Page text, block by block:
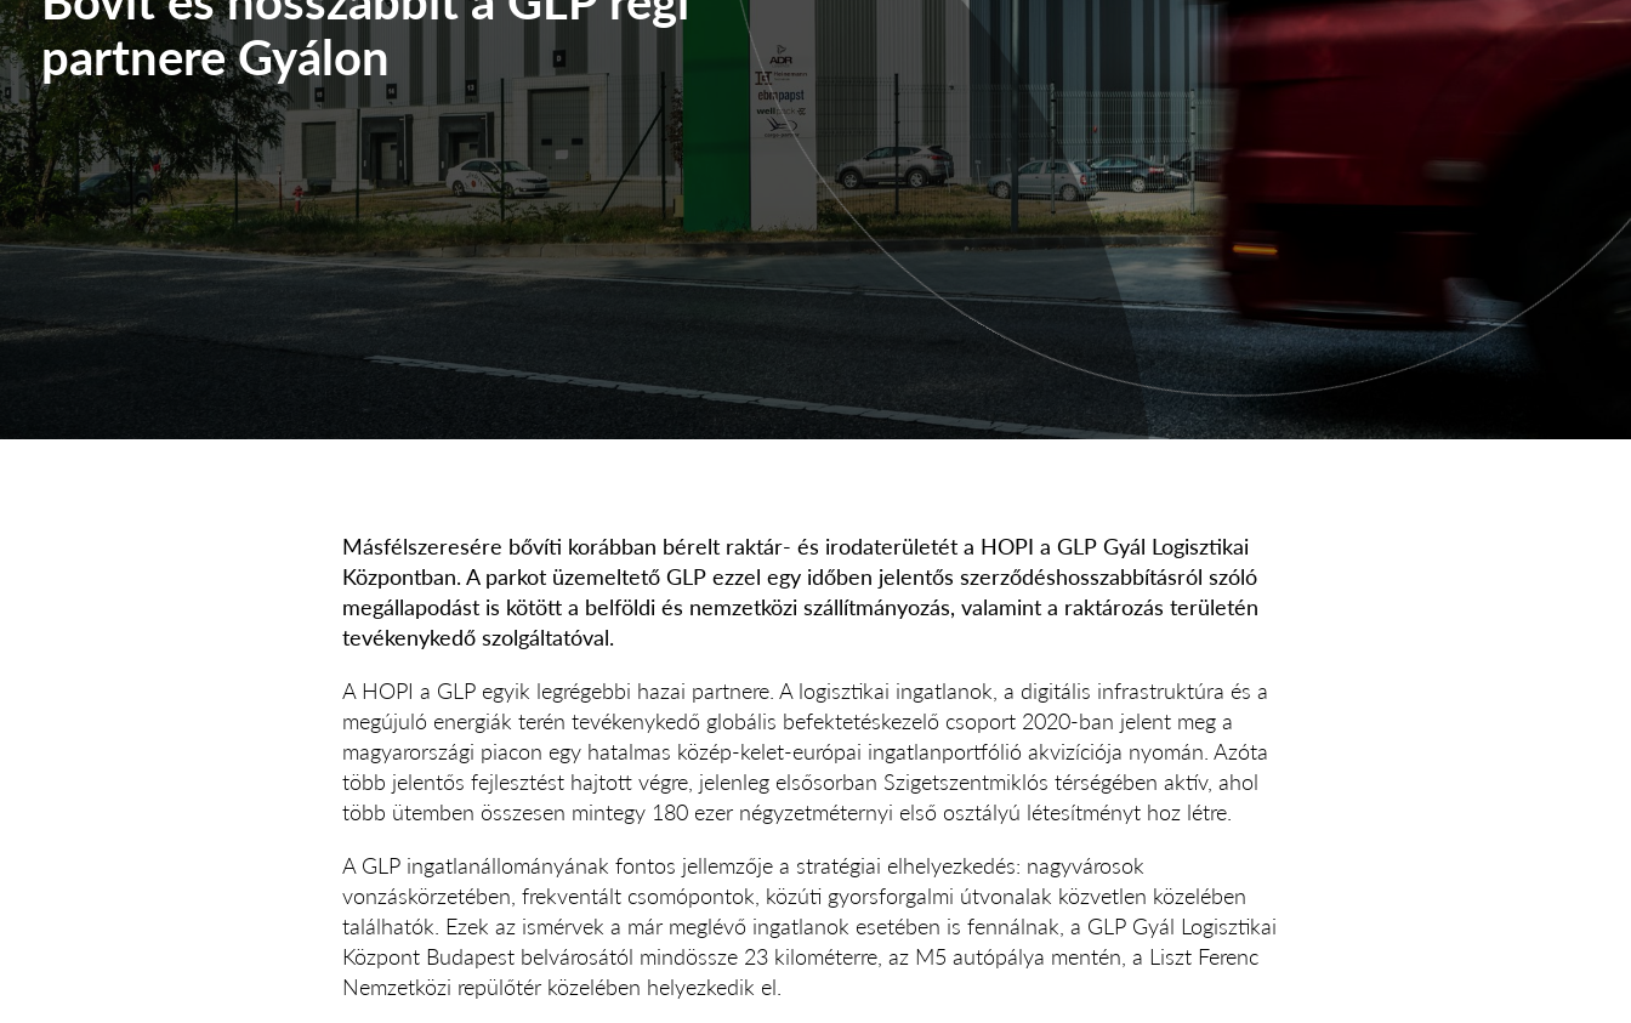
partnere Gyálon
Másfélszeresére bővíti korábban bérelt raktár- és irodaterületét a HOPI a GLP Gyál Logisztikai
Központban. A parkot üzemeltető GLP ezzel egy időben jelentős szerződéshosszabbításról szóló
megállapodást is kötött a belföldi és nemzetközi szállítmányozás, valamint a raktározás területén
tevékenykedő szolgáltatóval.
A HOPI a GLP egyik legrégebbi hazai partnere. A logisztikai ingatlanok, a digitális infrastruktúra és a
megújuló energiák terén tevékenykedő globális befektetéskezelő csoport 2020-ban jelent meg a
magyarországi piacon egy hatalmas közép-kelet-európai ingatlanportfólió akvizíciója nyomán. Azóta
több jelentős fejlesztést hajtott végre, jelenleg elsősorban Szigetszentmiklós térségében aktív, ahol
több ütemben összesen mintegy 180 ezer négyzetméternyi első osztályú létesítményt hoz létre.
A GLP ingatlanállományának fontos jellemzője a stratégiai elhelyezkedés: nagyvárosok
vonzáskörzetében, frekventált csomópontok, közúti gyorsforgalmi útvonalak közvetlen közelében
találhatók. Ezek az ismérvek a már meglévő ingatlanok esetében is fennálnak, a GLP Gyál Logisztikai
Központ Budapest belvárosától mindössze 23 kilométerre, az M5 autópálya mentén, a Liszt Ferenc
Nemzetközi repülőtér közelében helyezkedik el.